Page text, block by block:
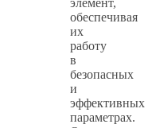
элемент,
обеспечивая
их
работу
в
безопасных
и
эффективных
параметрах.